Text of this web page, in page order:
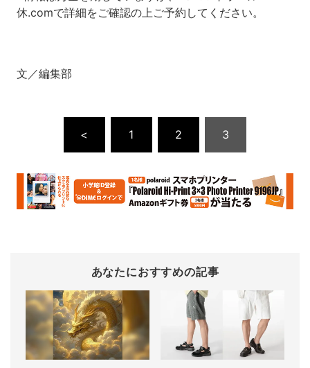
休.comで詳細をご確認の上ご予約してください。
文／編集部
< 1 2 3
あなたにおすすめの記事